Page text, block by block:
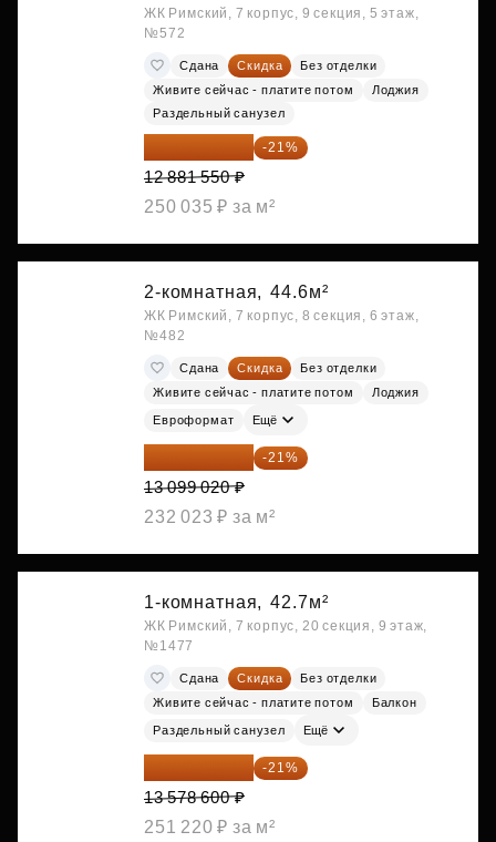
ЖК Римский, 7 корпус, 9 секция, 5 этаж,
№572
Сдана Скидка
Без отделки
Живите сейчас - платите потом
Лоджия
Раздельный санузел
10 176 425 ₽ -21%
12 881 550 ₽
250 035 ₽ за м²
2-комнатная, 44.6м²
ЖК Римский, 7 корпус, 8 секция, 6 этаж,
№482
Сдана Скидка
Без отделки
Живите сейчас - платите потом
Лоджия
Евроформат Ещё
10 348 226 ₽ -21%
13 099 020 ₽
232 023 ₽ за м²
1-комнатная, 42.7м²
ЖК Римский, 7 корпус, 20 секция, 9 этаж,
№1477
Сдана Скидка
Без отделки
Живите сейчас - платите потом
Балкон
Раздельный санузел Ещё
10 727 094 ₽ -21%
13 578 600 ₽
251 220 ₽ за м²